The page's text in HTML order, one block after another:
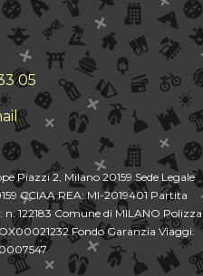
05
Piazzi 2, Milano 20159 Sede Legale
CCIAA REA: MI-2019401 Partita
n. 122183 Comune di MILANO Polizza
Fondo Garanzia Viaggi: